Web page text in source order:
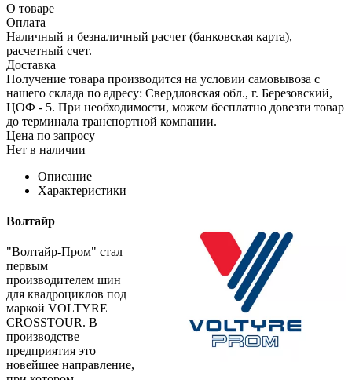
О товаре
Оплата
Наличный и безналичный расчет (банковская карта),
расчетный счет.
Доставка
Получение товара производится на условии самовывоза с
нашего склада по адресу: Свердловская обл., г. Березовский,
ЦОФ - 5. При необходимости, можем бесплатно довезти товар
до терминала транспортной компании.
Цена по запросу
Нет в наличии
Описание
Характеристики
Волтайр
"Волтайр-Пром" стал
первым
производителем шин
для квадроциклов под
маркой VOLTYRE
CROSSTOUR. В
производстве
предприятия это
новейшее направление,